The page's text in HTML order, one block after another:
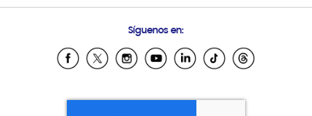
Samsung Ecuador
Samsung El Salvador
Samsung Honduras
Síguenos en: